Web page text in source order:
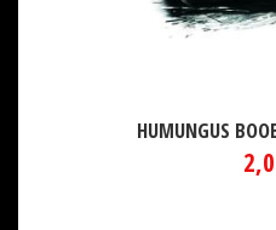
HUMUNGUS